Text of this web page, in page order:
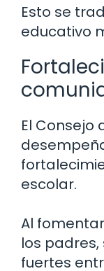
Esto se
educativo
El Consejo
escolar.
Al
los
fuertes